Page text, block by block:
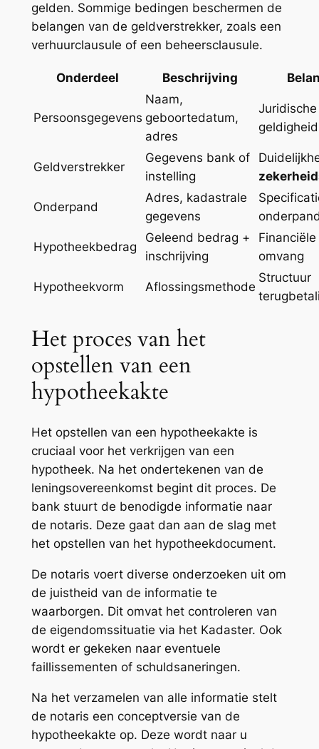
gelden. Sommige bedingen beschermen de
belangen van de geldverstrekker, zoals een
verhuurclausule of een beheersclausule.
Onderdeel Beschrijving
Persoonsgegevens
Naam,
geboortedatum,
adres
Juridische
geldigheid
Geldverstrekker
Gegevens bank of
instelling
Onderpand
Adres, kadastrale
gegevens
Hypotheekbedrag
Geleend bedrag +
inschrijving
Financiële
omvang
Hypotheekvorm Aflossingsmethode
Structuur
Het proces van het
opstellen van een
hypotheekakte
Het opstellen van een hypotheekakte is
cruciaal voor het verkrijgen van een
hypotheek. Na het ondertekenen van de
leningsovereenkomstbegint dit proces. De
bank stuurt de benodigde informatie naar
de notaris. Deze gaat dan aan de slag met
het opstellen van het hypotheekdocument.
De notaris voert diverse onderzoeken uit om
de juistheid van de informatie te
waarborgen. Dit omvat het controleren van
de eigendomssituatie via het Kadaster. Ook
wordt er gekeken naar eventuele
faillissementen of schuldsaneringen.
Na het verzamelen van alle informatie stelt
de notaris een conceptversie van de
hypotheekakte op. Deze wordt naar u